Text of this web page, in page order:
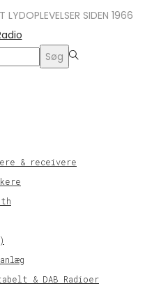
LYDOPLEVELSER SIDEN 1966
Søg
& receivere
& DAB Radioer